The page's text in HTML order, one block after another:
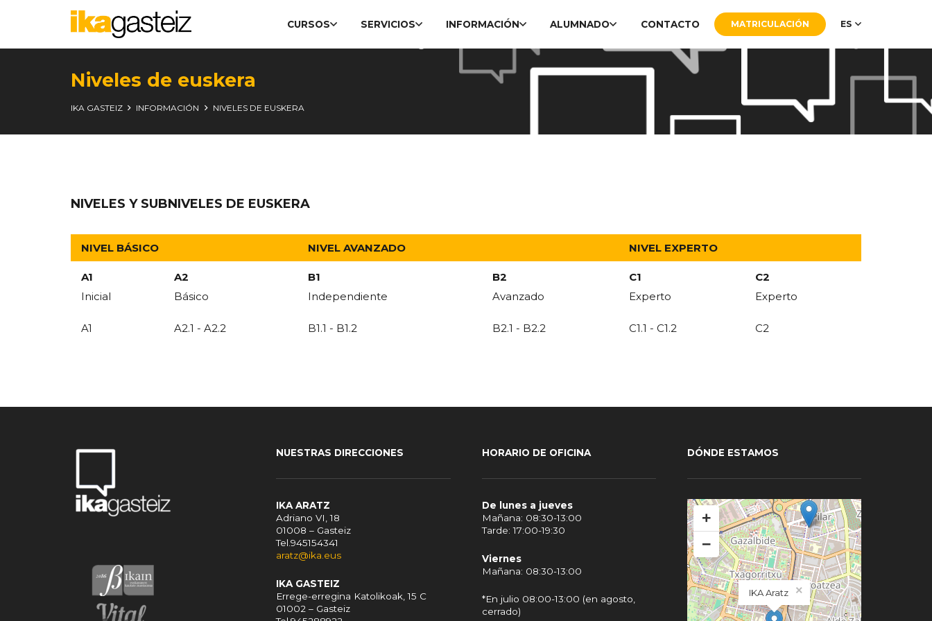
CURSOS SERVICIOS INFORMACIÓN ALUMNADO CONTACTO MATRICULACIÓN ES
Niveles de euskera
IKA GASTEIZ INFORMACIÓN NIVELES DE EUSKERA
NIVELES Y SUBNIVELES DE EUSKERA
NIVEL BÁSICO NIVEL AVANZADO NIVEL EXPERTO
A1
Inicial
A2
Básico
B1
Independiente
B2
Avanzado
C1
Experto
C2
Experto
A1 A2.1 - A2.2 B1.1 - B1.2 B2.1 - B2.2 C1.1 - C1.2 C2
NUESTRAS DIRECCIONES
IKA ARATZ
Adriano VI, 18
01008 – Gasteiz
Tel.945154341
aratz@ika.eus
IKA GASTEIZ
Errege-erregina Katolikoak, 15 C
01002 – Gasteiz
HORARIO DE OFICINA
De lunes a jueves
Mañana: 08:30-13:00
Tarde: 17:00-19:30
Viernes
Mañana: 08:30-13:00
*En julio 08:00-13:00 (en agosto,
cerrado)
DÓNDE ESTAMOS
IKA Aratz ×
+
−